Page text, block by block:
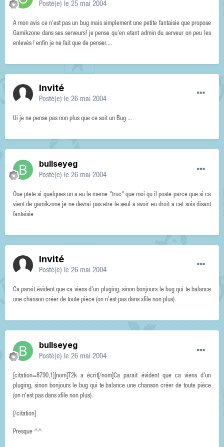
Posté(e) le 25 mai 2004
A mon avis ce n'est pas un bug mais simplement une petite fantaisie que propose
Gamikzone dans ses serveurs! je pense qu'en etant admin du serveur on peu les
enlevés ! enfin je ne fait que de penser....
Invité
Posté(e) le 26 mai 2004
Ui je ne pense pas non plus que ce soit un Bug ...
bullseyeg
Posté(e) le 26 mai 2004
Oue ptete si quelques un a eu le meme "truc" que moi qu il poste parce que si ca
vient de gamikzone je ne devrai pas etre le seul a avoir eu droit a cet sois disant
fantaisie
Invité
Posté(e) le 26 mai 2004
Ca parait évident que ca viens d'un pluging, sinon bonjours le bug qui te balance
une chanson créer de toute pièce (on n'est pas dans xfile non plus).
bullseyeg
Posté(e) le 26 mai 2004
[citation=8790,1][nom]T2k a écrit[/nom]Ca parait évident que ca viens d'un
pluging, sinon bonjours le bug qui te balance une chanson créer de toute pièce
(on n'est pas dans xfile non plus).
[/citation]
Presque ^^